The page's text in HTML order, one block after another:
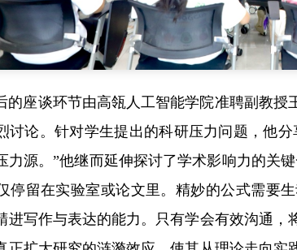
的座谈环节由高瓴人工智能学院准聘副教
讨论。针对学生提出的科研压力问题，他
力源。”他继而延伸探讨了学术影响力的关
停留在实验室或论文里。精妙的公式需要
进写作与表达的能力。只有学会有效沟通